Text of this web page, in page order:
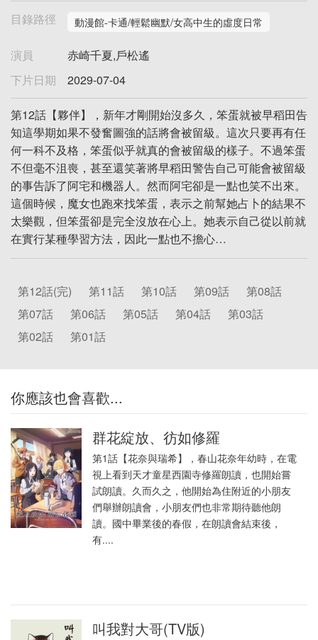
目錄路徑 動漫館-卡通/輕鬆幽默/女高中生的虛度日常
演員
赤崎千夏,戶松遙
下片日期
2029-07-04
第12話【夥伴】，新年才剛開始沒多久，笨蛋就被早稻田告
知這學期如果不發奮圖強的話將會被留級。這次只要再有任
何一科不及格，笨蛋似乎就真的會被留級的樣子。不過笨蛋
不但毫不沮喪，甚至還笑著將早稻田警告自己可能會被留級
的事告訴了阿宅和機器人。然而阿宅卻是一點也笑不出來。
這個時候，魔女也跑來找笨蛋，表示之前幫她占卜的結果不
太樂觀，但笨蛋卻是完全沒放在心上。她表示自己從以前就
在實行某種學習方法，因此一點也不擔心…
第12話(完) 第11話 第10話 第09話
第08話
第07話
第06話 第05話 第04話
第03話
第02話
第01話
你應該也會喜歡...
群花綻放、彷如修羅
第1話【花奈與瑞希】，春山花奈年幼時，在電
視上看到天才童星西園寺修羅朗讀，也開始嘗
試朗讀。久而久之，他開始為住附近的小朋友
們舉辦朗讀會，小朋友們也非常期待聽他朗
讀。國中畢業後的春假，在朗讀會結束後，
有....
叫我對大哥(TV版)